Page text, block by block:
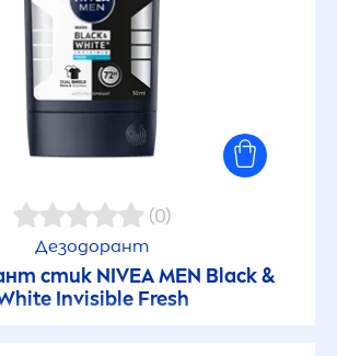
(0)
Дезодорант
стик NIVEA MEN Black&
Invisible Fresh